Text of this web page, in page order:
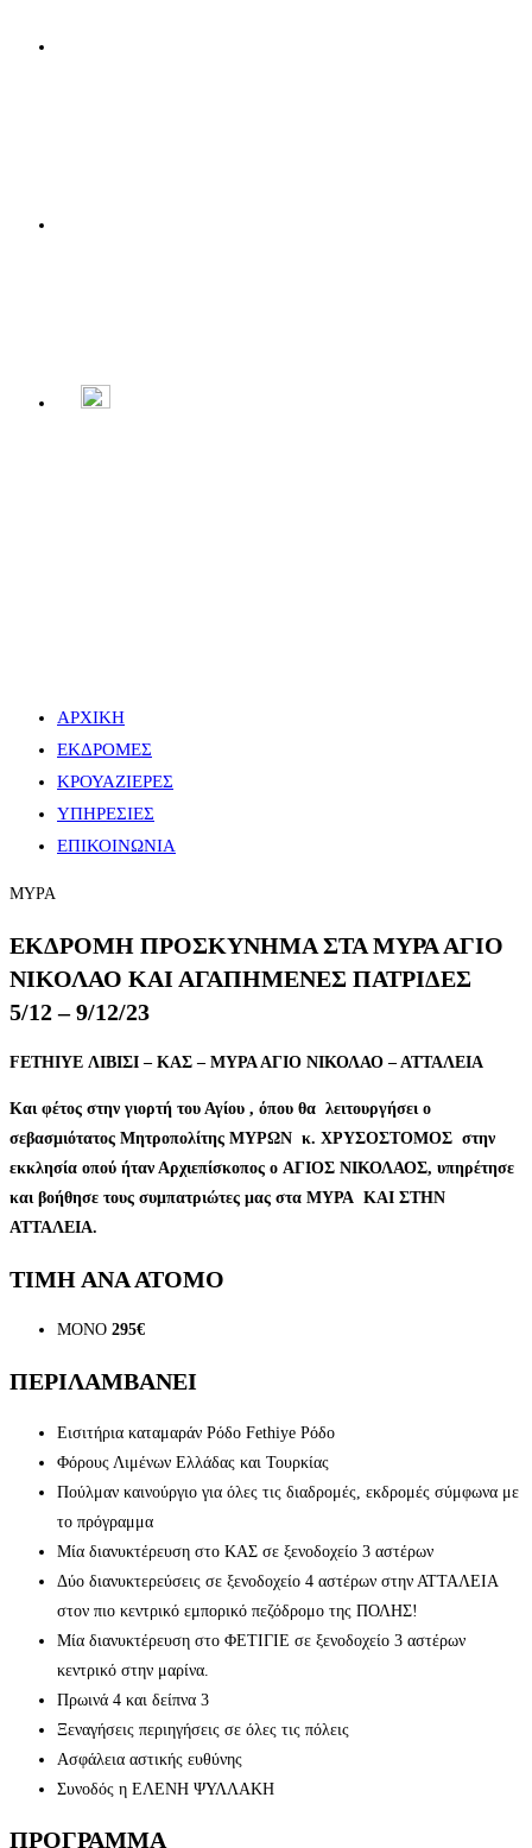
ΑΡΧΙΚΗ
ΕΚΔΡΟΜΕΣ
ΚΡΟΥΑΖΙΕΡΕΣ
ΥΠΗΡΕΣΙΕΣ
ΕΠΙΚΟΙΝΩΝΙΑ
ΜΥΡΑ
ΕΚΔΡΟΜΗ ΠΡΟΣΚΥΝΗΜΑ ΣΤΑ ΜΥΡΑ ΑΓΙΟ
ΝΙΚΟΛΑΟ ΚΑΙ ΑΓΑΠΗΜΕΝΕΣ ΠΑΤΡΙΔΕΣ
5/12 – 9/12/23
FETHIYE ΛΙΒΙΣΙ – ΚΑΣ – ΜΥΡΑ ΑΓΙΟ ΝΙΚΟΛΑΟ – ΑΤΤΑΛΕΙΑ
Και φέτος στην γιορτή του Αγίου , όπου θα λειτουργήσει ο
σεβασμιότατος Μητροπολίτης ΜΥΡΩΝ κ. ΧΡΥΣΟΣΤΟΜΟΣ στην
εκκλησία οπού ήταν Αρχιεπίσκοπος o ΑΓΙΟΣ ΝΙΚΟΛΑΟΣ, υπηρέτησε
και βοήθησε τους συμπατριώτες μας στα ΜΥΡΑ ΚΑΙ ΣΤΗΝ
ΑΤΤΑΛΕΙΑ.
ΤΙΜΗ ΑΝΑ ΑΤΟΜΟ
ΜΟΝΟ 295€
ΠΕΡΙΛΑΜΒΑΝΕΙ
Εισιτήρια καταμαράν Ρόδο Fethiye Ρόδο
Φόρους Λιμένων Ελλάδας και Τουρκίας
Πούλμαν καινούργιο για όλες τις διαδρομές, εκδρομές σύμφωνα με
το πρόγραμμα
Μία διανυκτέρευση στο ΚΑΣ σε ξενοδοχείο 3 αστέρων
Δύο διανυκτερεύσεις σε ξενοδοχείο 4 αστέρων στην ΑΤΤΑΛΕΙΑ
στον πιο κεντρικό εμπορικό πεζόδρομο της ΠΟΛΗΣ!
Μία διανυκτέρευση στο ΦΕΤΙΓΙΕ σε ξενοδοχείο 3 αστέρων
κεντρικό στην μαρίνα.
Πρωινά 4 και δείπνα 3
Ξεναγήσεις περιηγήσεις σε όλες τις πόλεις
Ασφάλεια αστικής ευθύνης
Συνοδός η ΕΛΕΝΗ ΨΥΛΛΑΚΗ
ΠΡΟΓΡΑΜΜΑ